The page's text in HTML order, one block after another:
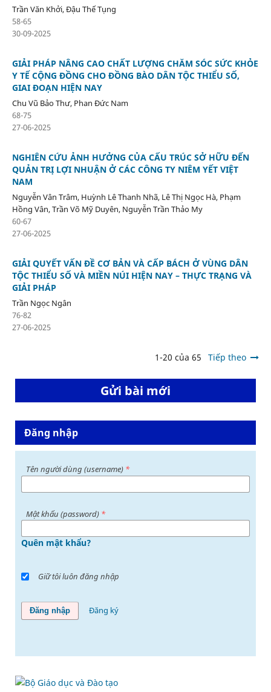
Trần Văn Khởi, Đậu Thế Tụng
58-65
30-09-2025
GIẢI PHÁP NÂNG CAO CHẤT LƯỢNG CHĂM SÓC SỨC KHỎE
Y TẾ CỘNG ĐỒNG CHO ĐỒNG BÀO DÂN TỘC THIỂU SỐ,
GIAI ĐOẠN HIỆN NAY
Chu Vũ Bảo Thư, Phan Đức Nam
68-75
27-06-2025
NGHIÊN CỨU ẢNH HƯỞNG CỦA CẤU TRÚC SỞ HỮU ĐẾN
QUẢN TRỊ LỢI NHUẬN Ở CÁC CÔNG TY NIÊM YẾT VIỆT
NAM
Nguyễn Vân Trâm, Huỳnh Lê Thanh Nhã, Lê Thị Ngọc Hà, Phạm
Hồng Vân, Trần Võ Mỹ Duyên, Nguyễn Trần Thảo My
60-67
27-06-2025
GIẢI QUYẾT VẤN ĐỀ CƠ BẢN VÀ CẤP BÁCH Ở VÙNG DÂN
TỘC THIỂU SỐ VÀ MIỀN NÚI HIỆN NAY – THỰC TRẠNG VÀ
GIẢI PHÁP
Trần Ngọc Ngân
76-82
27-06-2025
1-20 của 65 Tiếp theo
Gửi bài mới
Đăng nhập
Tên người dùng (username) *
Mật khấu (password) *
Quên mật khẩu?
Giữ tôi luôn đăng nhập
Đăng nhập Đăng ký